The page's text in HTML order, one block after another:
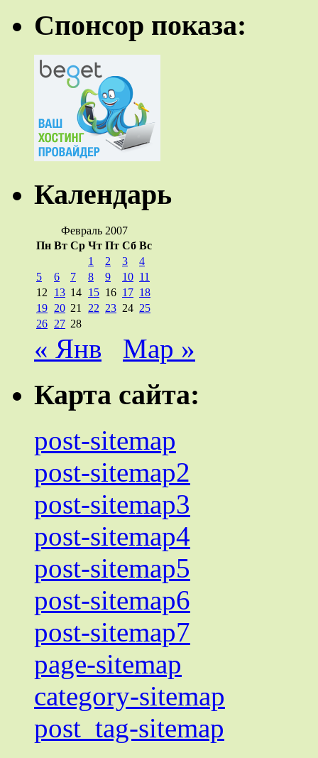
Спонсор показа:
Календарь
Февраль 2007
Пн Вт Ср Чт Пт Сб Вс
1
2 3
4
5
6 7 8 9 10 11
12
13 14 15 16 17 18
19 20 21 22 23 24 25
26 27 28
« Янв Мар »
Карта сайта:
post-sitemap
post-sitemap2
post-sitemap3
post-sitemap4
post-sitemap5
post-sitemap6
post-sitemap7
page-sitemap
category-sitemap
post_tag-sitemap